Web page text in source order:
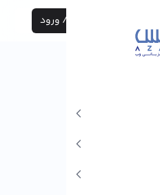
ثبت نام / ورود